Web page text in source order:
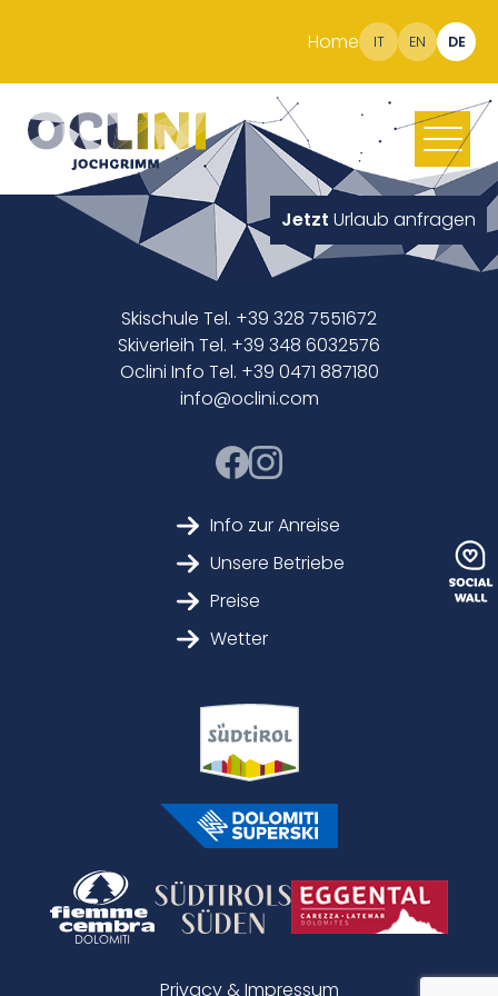
Home IT EN DE
Jetzt Urlaub anfragen
Skischule Tel. +39 328 7551672
Skiverleih Tel. +39 348 6032576
Oclini Info Tel. +39 0471 887180
info@oclini.com
Info zur Anreise
Unsere Betriebe
Preise
Wetter
Privacy & Impressum